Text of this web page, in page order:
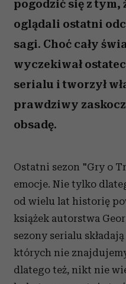
pogodzić się z tym,
oglądali ostatni
sagi. Choć cały
wyczekiwał
serialu i tworzył
prawdziwy
obsadę.
Ostatni sezon "Gry o
emocje. Nie tylko
od wielu lat historię
książek autorstwa
sezony serialu
których nie
dlatego też, nikt nie